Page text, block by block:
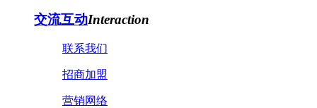
交流互动Interaction
联系我们
招商加盟
营销网络